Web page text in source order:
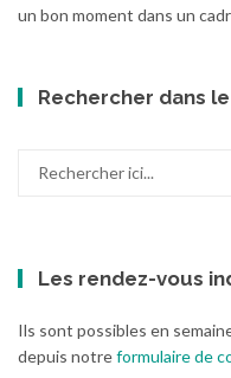
un bon moment dans un
Rechercher dans
Les rendez-vous
Ils sont possibles en
depuis notreformulaire de